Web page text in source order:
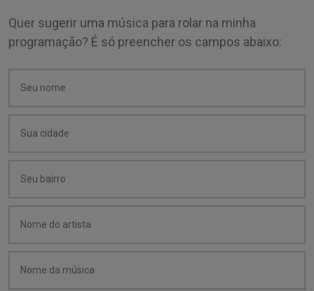
Quer sugerir uma música para rolar na minha
programação? É só preencher os campos abaixo: